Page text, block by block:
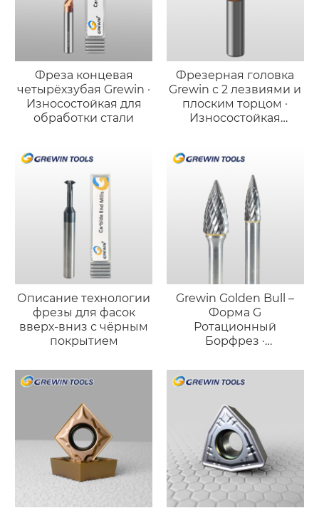
Фреза концевая
четырёхзубая Grewin ·
Износостойкая для
обработки стали
Фрезерная головка
Grewin с 2 лезвиями и
плоским торцом ·
Износостойкая
Описание технологии
фрезы для фасок
вверх-вниз с чёрным
покрытием
Grewin Golden Bull –
Форма G
Ротационный
Борфрез ·
Длинный Конический
Инструмент